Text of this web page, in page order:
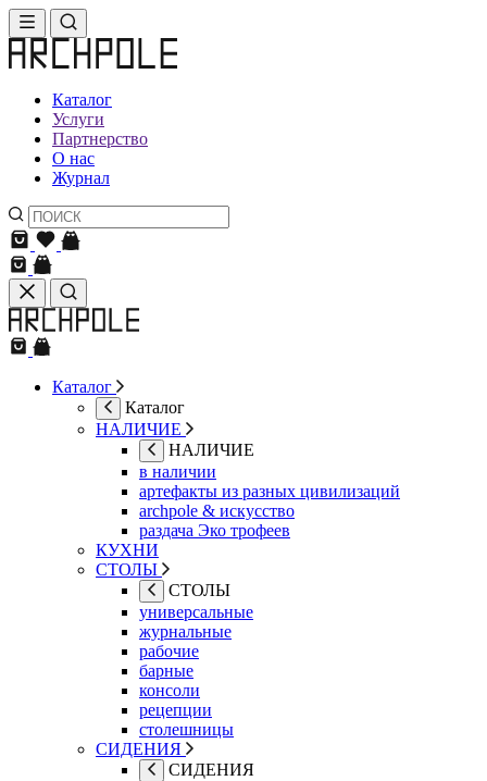
Каталог
Услуги
Партнерство
О нас
Журнал
Каталог
Каталог
НАЛИЧИЕ
НАЛИЧИЕ
в наличии
артефакты из разных цивилизаций
archpole & искусство
раздача Эко трофеев
КУХНИ
СТОЛЫ
СТОЛЫ
универсальные
журнальные
рабочие
барные
консоли
рецепции
столешницы
СИДЕНИЯ
СИДЕНИЯ